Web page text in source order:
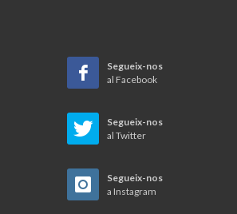
Segueix-nos
al Facebook
Segueix-nos
al Twitter
Segueix-nos
a Instagram